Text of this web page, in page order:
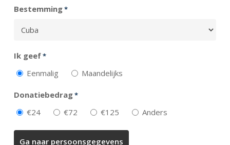
Bestemming*
Ik geef*
Eenmalig Maandelijks
Donatiebedrag*
€24 €72 €125 Anders